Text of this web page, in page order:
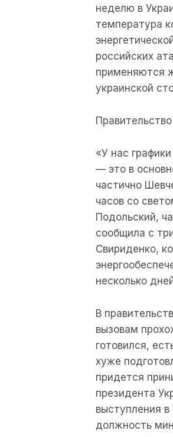
неделю в
температура
российских
применяются
украинской
«У нас
— это в
частично
часов со
Подольский,
сообщила с
Свириденко,
несколько
В
вызовам
готовился,
хуже
придется
президента
выступления в
должность